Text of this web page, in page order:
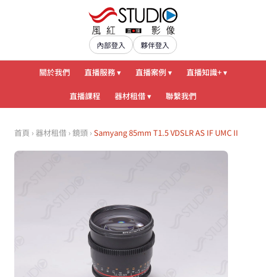
內部登入 夥伴登入
關於我們 直播服務 ▾ 直播案例 ▾ 直播知識+ ▾
直播課程 器材租借 ▾ 聯繫我們
首頁 ›器材租借 ›鏡頭 ›Samyang 85mm T1.5 VDSLR AS IF UMC II